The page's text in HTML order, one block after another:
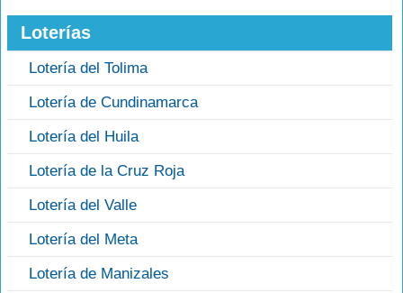
Loterías
Lotería del Tolima
Lotería de Cundinamarca
Lotería del Huila
Lotería de la Cruz Roja
Lotería del Valle
Lotería del Meta
Lotería de Manizales